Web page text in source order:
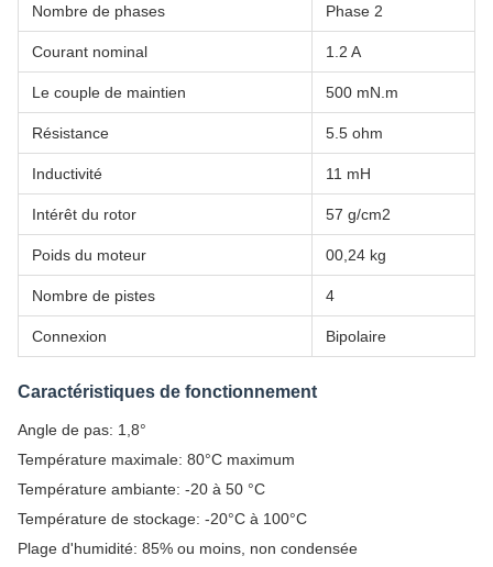
Nombre de phases Phase 2
Courant nominal 1.2 A
Le couple de maintien 500 mN.m
Résistance 5.5 ohm
Inductivité 11 mH
Intérêt du rotor 57 g/cm2
Poids du moteur 00,24 kg
Nombre de pistes 4
Connexion Bipolaire
Caractéristiques de fonctionnement
Angle de pas: 1,8°
Température maximale: 80°C maximum
Température ambiante: -20 à 50 °C
Température de stockage: -20°C à 100°C
Plage d'humidité: 85% ou moins, non condensée